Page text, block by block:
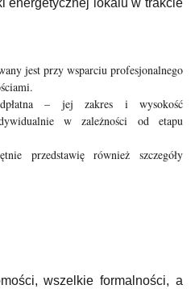
energetycznej lokalu w trakcie
jest przy wsparciu profesjonalnego
– jej zakres i wysokość
w zależności od etapu
przedstawię również szczegóły
wszelkie formalności, a